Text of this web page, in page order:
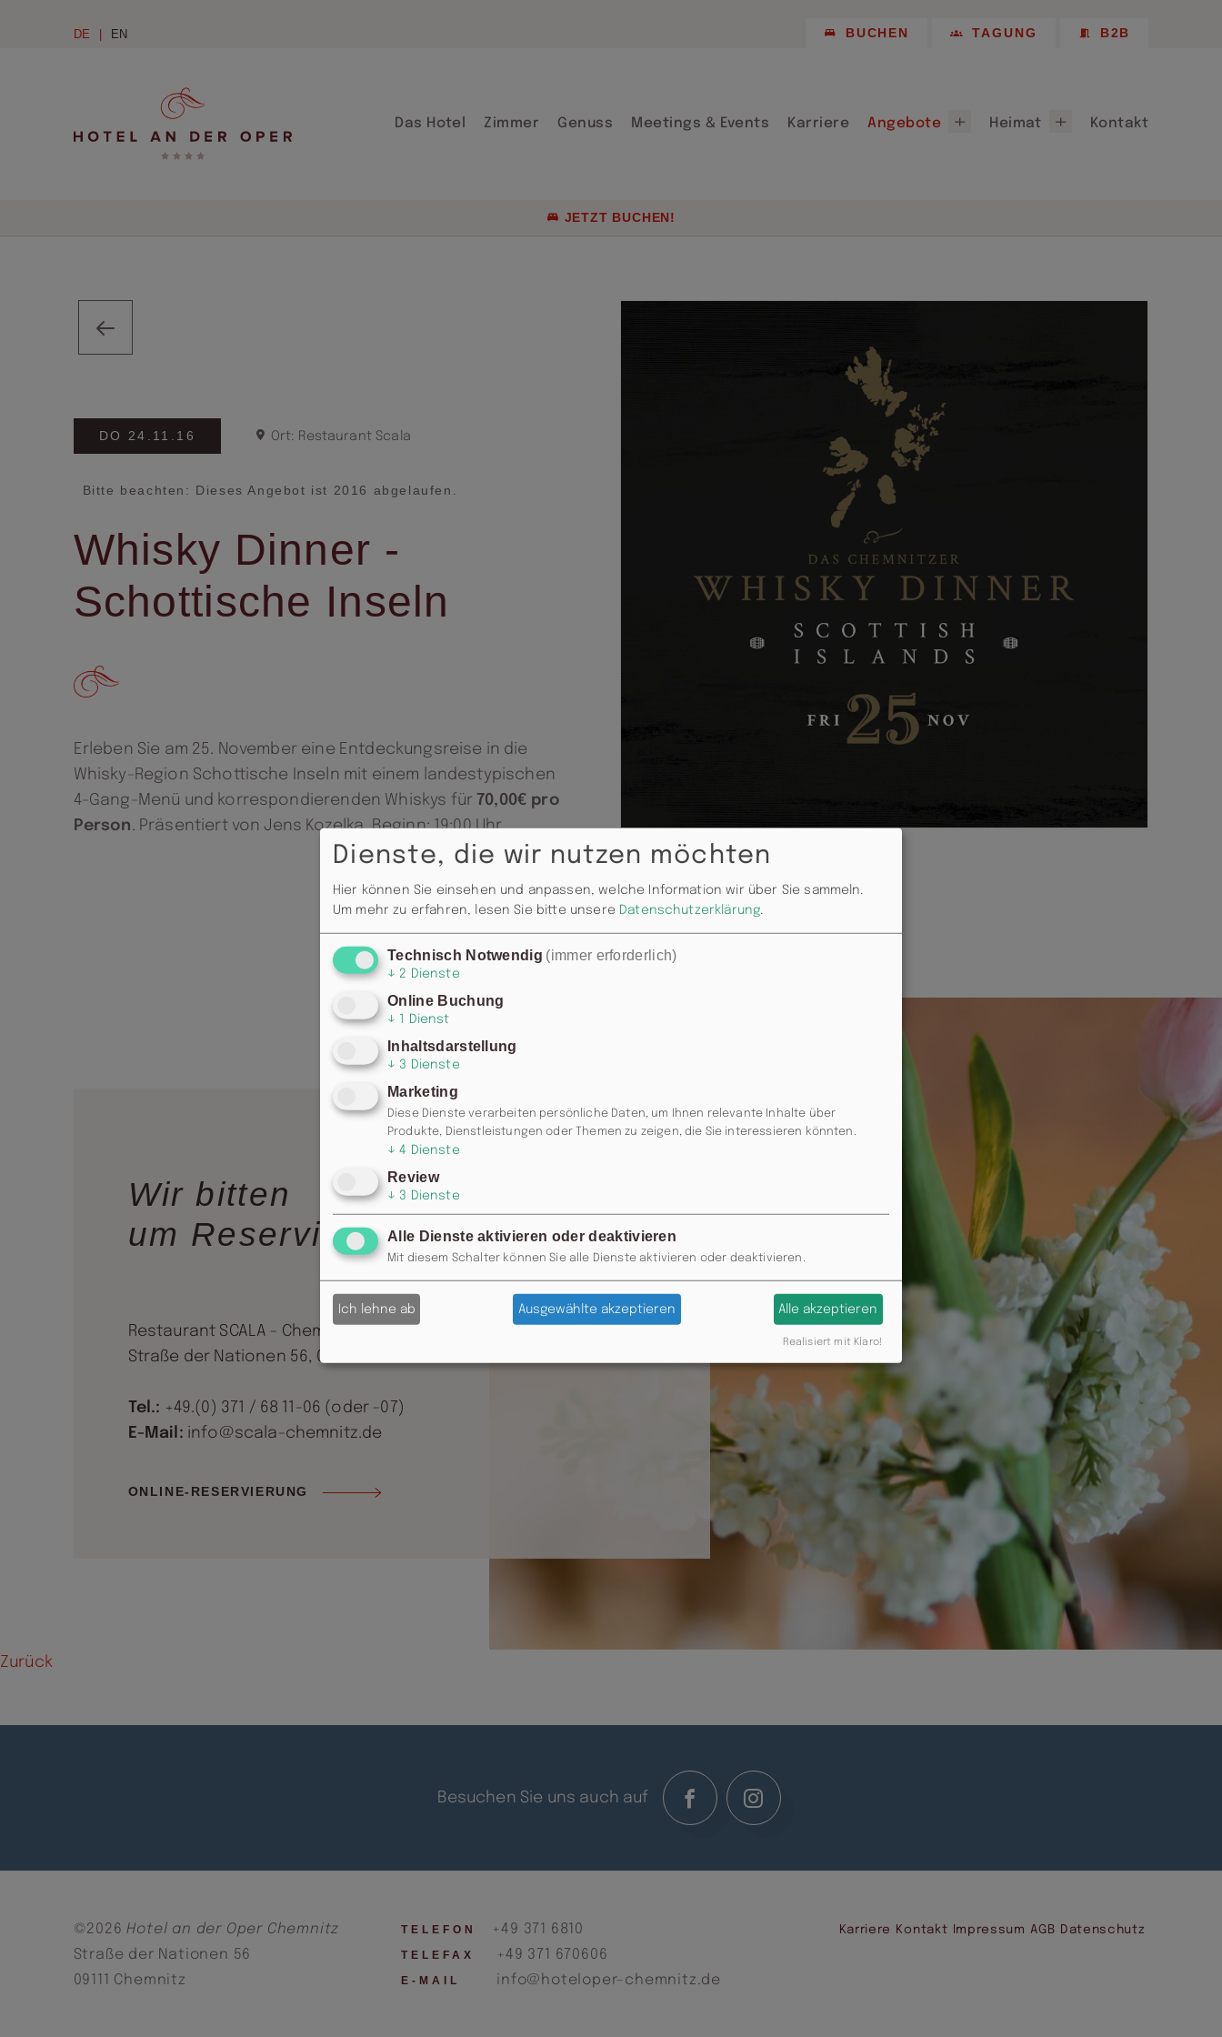
DE EN BUCHEN TAGUNG B2B
Das Hotel Zimmer Genuss Meetings & Events Karriere Angebote Heimat Kontakt
JETZT BUCHEN!
DO 24.11.16 Ort: Restaurant Scala
Bitte beachten: Dieses Angebot ist 2016 abgelaufen.
Whisky Dinner -
Schottische Inseln
Erleben Sie am 25. November eine Entdeckungsreise in die
Whisky-Region Schottische Inseln mit einem landestypischen
4-Gang-Menü und korrespondierenden Whiskys für 70,00€ pro
Person. Präsentiert von Jens Kozelka. Beginn: 19:00 Uhr
Wir bitten
um Reservierung
Restaurant SCALA - Chemnitz
Straße der Nationen 56, 09111 Chemnitz
Tel.: +49.(0) 371 / 68 11-06 (oder -07)
E-Mail: info@scala-chemnitz.de
ONLINE-RESERVIERUNG
Zurück
Besuchen Sie uns auch auf
©2026Hotel an der Oper Chemnitz
Straße der Nationen 56
09111 Chemnitz
TELEFON +49 371 6810
TELEFAX +49 371 670606
E-MAIL info@hoteloper-chemnitz.de
Karriere Kontakt Impressum AGB Datenschutz
Dienste, die wir nutzen möchten
Hier können Sie einsehen und anpassen, welche Information wir über Sie sammeln.
Um mehr zu erfahren, lesen Sie bitte unsere Datenschutzerklärung
Technisch Notwendig (immer erforderlich)
↓ 2 Dienste
Online Buchung
↓ 1 Dienst
Inhaltsdarstellung
↓ 3 Dienste
Marketing
Diese Dienste verarbeiten persönliche Daten, um Ihnen relevante Inhalte über
Produkte, Dienstleistungen oder Themen zu zeigen, die Sie interessieren könnten.
↓ 4 Dienste
Review
↓ 3 Dienste
Alle Dienste aktivieren oder deaktivieren
Mit diesem Schalter können Sie alle Dienste aktivieren oder deaktivieren.
Ich lehne ab Ausgewählte akzeptieren Alle akzeptieren
Realisiert mit Klaro!